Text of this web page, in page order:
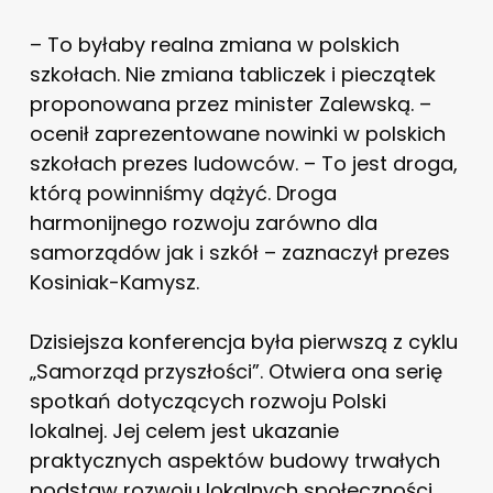
– To byłaby realna zmiana w polskich
szkołach. Nie zmiana tabliczek i pieczątek
proponowana przez minister Zalewską. –
ocenił zaprezentowane nowinki w polskich
szkołach prezes ludowców. – To jest droga,
którą powinniśmy dążyć. Droga
harmonijnego rozwoju zarówno dla
samorządów jak i szkół – zaznaczył prezes
Kosiniak-Kamysz.
Dzisiejsza konferencja była pierwszą z cyklu
„Samorząd przyszłości”. Otwiera ona serię
spotkań dotyczących rozwoju Polski
lokalnej. Jej celem jest ukazanie
praktycznych aspektów budowy trwałych